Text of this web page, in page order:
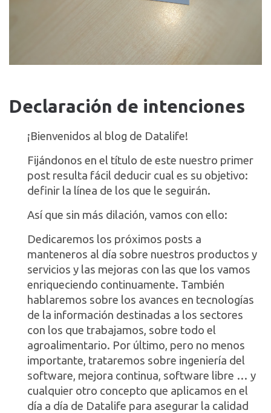
Declaración de intenciones
¡Bienvenidos al blog de Datalife!
Fijándonos en el título de este nuestro primer
post resulta fácil deducir cual es su objetivo:
definir la línea de los que le seguirán.
Así que sin más dilación, vamos con ello:
Dedicaremos los próximos posts a
manteneros al día sobre nuestros productos y
servicios y las mejoras con las que los vamos
enriqueciendo continuamente. También
hablaremos sobre los avances en tecnologías
de la información destinadas a los sectores
con los que trabajamos, sobre todo el
agroalimentario. Por último, pero no menos
importante, trataremos sobre ingeniería del
software, mejora continua, software libre … y
cualquier otro concepto que aplicamos en el
día a día de Datalife para asegurar la calidad